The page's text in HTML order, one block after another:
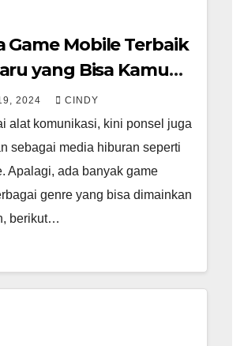
Game Mobile Terbaik
yang Bisa Kamu
2024 CINDY
alat komunikasi, kini ponsel juga
sebagai media hiburan seperti
Apalagi, ada banyak game
genre yang bisa dimainkan
berikut…